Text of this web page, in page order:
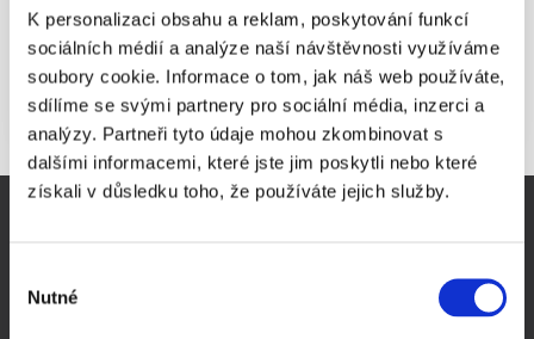
K personalizaci obsahu a reklam, poskytování funkcí
sociálních médií a analýze naší návštěvnosti využíváme
soubory cookie. Informace o tom, jak náš web používáte,
sdílíme se svými partnery pro sociální média, inzerci a
analýzy. Partneři tyto údaje mohou zkombinovat s
dalšími informacemi, které jste jim poskytli nebo které
získali v důsledku toho, že používáte jejich služby.
souhlasu
Nutné
základní kapitál společnosti, tj. vydat další akcie, mohou tím tzv.
menšinové akcionáře citelně poškodit. Po zkušenostech z minulých let
tomu dnes brání zákon.
Sídlo firmy Praha